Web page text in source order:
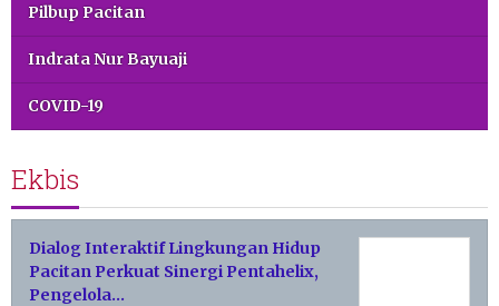
Pilbup Pacitan
Indrata Nur Bayuaji
COVID-19
Ekbis
Dialog Interaktif Lingkungan Hidup
Pacitan Perkuat Sinergi Pentahelix,
Pengelola…